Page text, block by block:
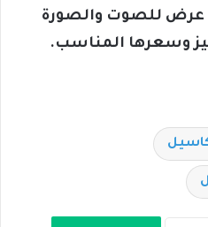
عرض للصوت والصورة
وسعرها المناسب.